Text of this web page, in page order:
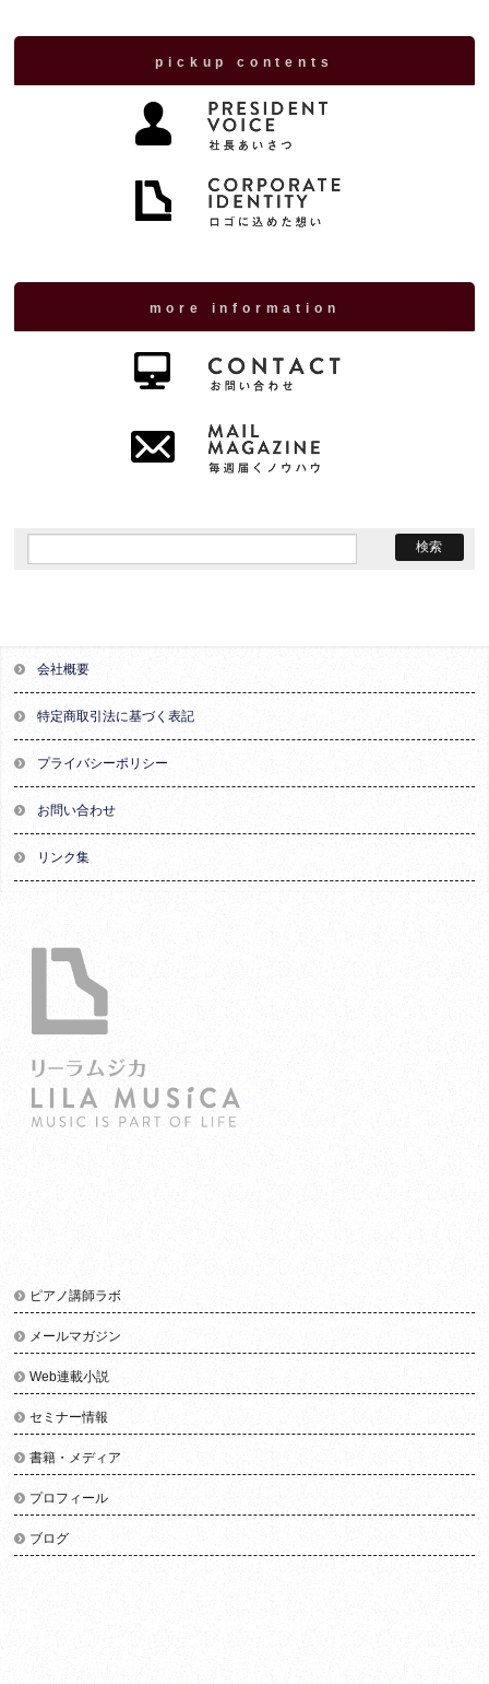
pickup contents
more information
会社概要
特定商取引法に基づく表記
プライバシーポリシー
お問い合わせ
リンク集
ピアノ講師ラボ
メールマガジン
Web連載小説
セミナー情報
書籍・メディア
プロフィール
ブログ